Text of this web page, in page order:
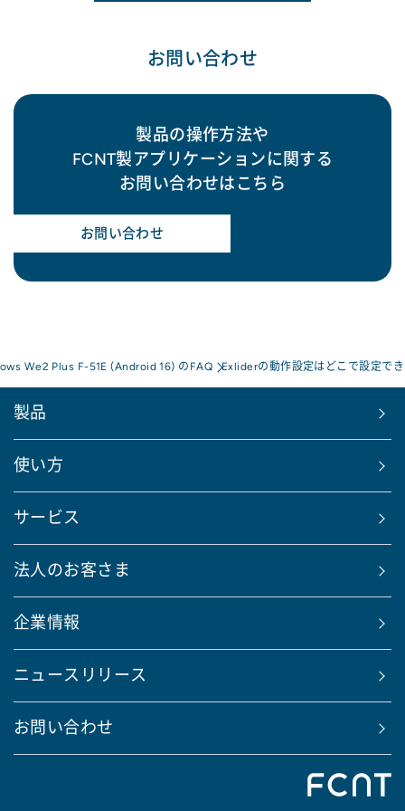
お問い合わせ
製品の操作方法や
FCNT製アプリケーションに関する
お問い合わせはこちら
お問い合わせ
We2 Plus F-51E (Android 16) のFAQ Exliderの動作設定はどこで設定で
製品
使い方
サービス
法人のお客さま
企業情報
ニュースリリース
お問い合わせ